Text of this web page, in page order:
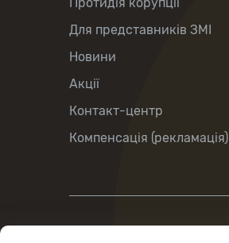
Для представників ЗМІ
Новини
Акції
Контакт-центр
Компенсація (рекламація)